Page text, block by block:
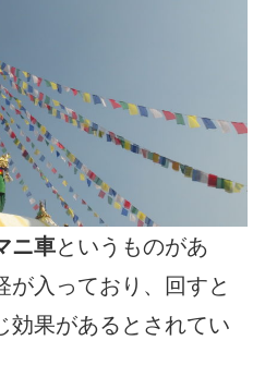
ニ車というものがあ
が入っており、回すと
効果があるとされてい